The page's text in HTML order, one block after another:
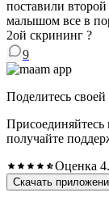
поставили
малышом все в
2ой скрининг ?
9
Поделитесь
получайте
Оценка
Скачать